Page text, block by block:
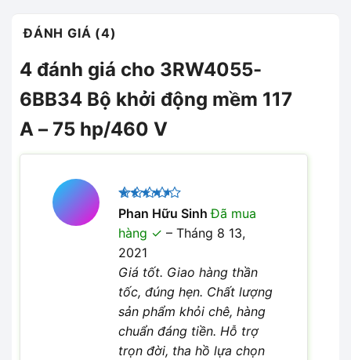
ĐÁNH GIÁ (4)
4 đánh giá cho 3RW4055-
6BB34 Bộ khởi động mềm 117
A – 75 hp/460 V
Được
xếp hạng
45 sao
Phan Hữu SinhĐã mua
hàng
– Tháng 8 13,
2021
Giá tốt. Giao hàng thần
tốc, đúng hẹn. Chất lượng
sản phẩm khỏi chê, hàng
chuẩn đáng tiền. Hỗ trợ
trọn đời, tha hồ lựa chọn